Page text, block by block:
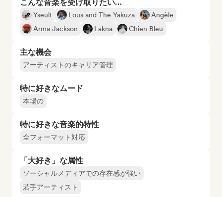
こんな音楽を受け取りたい…
Yseult Lous and The Yakuza
Angèle
Arma Jackson
Lakna Chien Bleu
主な機会
アーティストのキャリア管理
特に好きなムード
本場の
特に好きな音楽的特性
全フォーマット対応
「大好き」な属性
ソーシャルメディアでの存在感が強い
若手アーティスト